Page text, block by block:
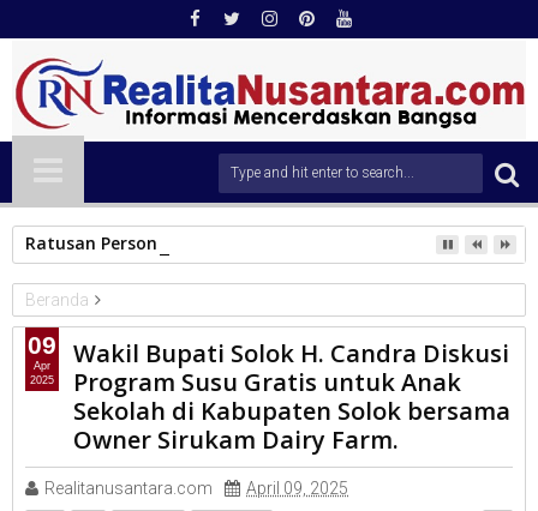
Ratusan Personel Polresta Padang Disiagakan Amankan
Beranda
KAB.SOLOK
Wakil Bupati Solok H. Candra Diskusi Program Susu Gratis untuk
Anak Sekolah di Kabupaten Solok bersama Owner Sirukam Dairy
Wakil Bupati Solok H. Candra Diskusi
Program Susu Gratis untuk Anak
Sekolah di Kabupaten Solok bersama
Owner Sirukam Dairy Farm.
Realitanusantara.com
April 09, 2025
09
Apr
2025